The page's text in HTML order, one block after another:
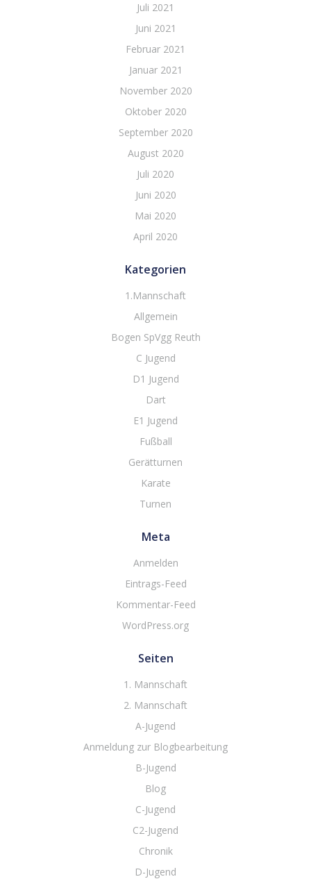
Juli 2021
Juni 2021
Februar 2021
Januar 2021
November 2020
Oktober 2020
September 2020
August 2020
Juli 2020
Juni 2020
Mai 2020
April 2020
Kategorien
1.Mannschaft
Allgemein
Bogen SpVgg Reuth
C Jugend
D1 Jugend
Dart
E1 Jugend
Fußball
Gerätturnen
Karate
Turnen
Meta
Anmelden
Eintrags-Feed
Kommentar-Feed
WordPress.org
Seiten
1. Mannschaft
2. Mannschaft
A-Jugend
Anmeldung zur Blogbearbeitung
B-Jugend
Blog
C-Jugend
C2-Jugend
Chronik
D-Jugend